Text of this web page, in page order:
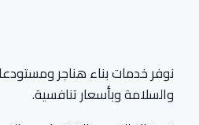
نوفر خدمات بناء هناجر
والسلامة وبأسعار تنافسية.